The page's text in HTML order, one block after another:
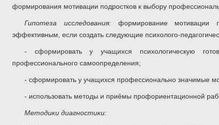
формирования мотивации подростков к выбору
Гипотеза исследования:формирование мотивации
эффективным, если создать следующие психолого-
- сформировать у учащихся психологическую
профессионального самоопределения;
- сформировать у учащихся профессионально значимые
- использовать методы и приёмы профориентационной
Методики диагностики: